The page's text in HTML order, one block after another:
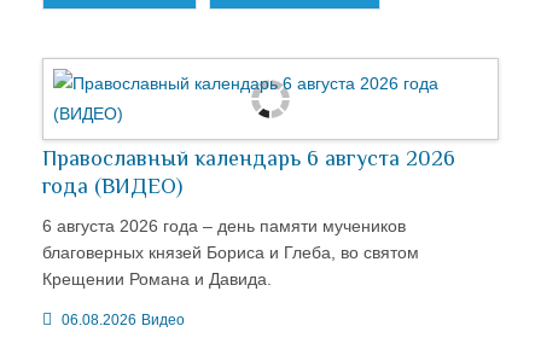
Православный календарь 6 августа 2026
года (ВИДЕО)
6 августа 2026 года – день памяти мучеников
благоверных князей Бориса и Глеба, во святом
Крещении Романа и Давида.
06.08.2026 Видео